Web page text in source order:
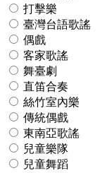
打擊樂
臺灣台語歌謠
偶戲
客家歌謠
舞臺劇
直笛合奏
絲竹室內樂
傳統偶戲
東南亞歌謠
兒童樂隊
兒童舞蹈